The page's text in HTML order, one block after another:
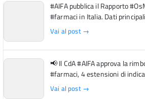
#AIFA pubblica il Rapporto
#farmaci in Italia. Dati
Vai al post →
📢 Il CdA #AIFA approva la
#farmaci, 4 estensioni di
Vai al post →